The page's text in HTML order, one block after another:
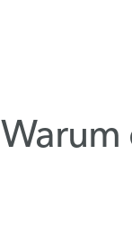
Warum